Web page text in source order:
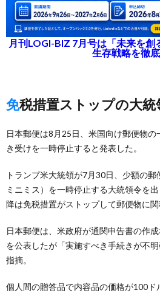
月刊LOGI-BIZ 7月号は「未来を創
生存戦略を徹
免税措置ストップの大
日本郵便は8月25日、米国向け郵便物の
き受けを一時停止すると発表した。
トランプ米大統領が7月30日、少額の
ミニミス）を一時停止する大統領令を
降は免税措置がストップして郵便物に関
日本郵便は、米政府が通関申告書の作
を公表したが「実施すべき手続きが不
指摘。
個人間の贈答品で内容品の価格が100ド